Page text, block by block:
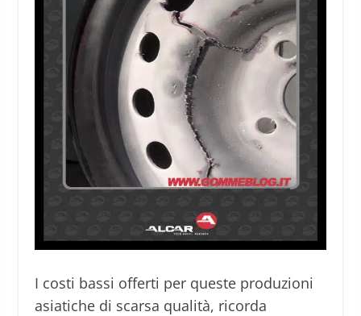
I costi bassi offerti per queste produzioni
asiatiche di scarsa qualità, ricorda